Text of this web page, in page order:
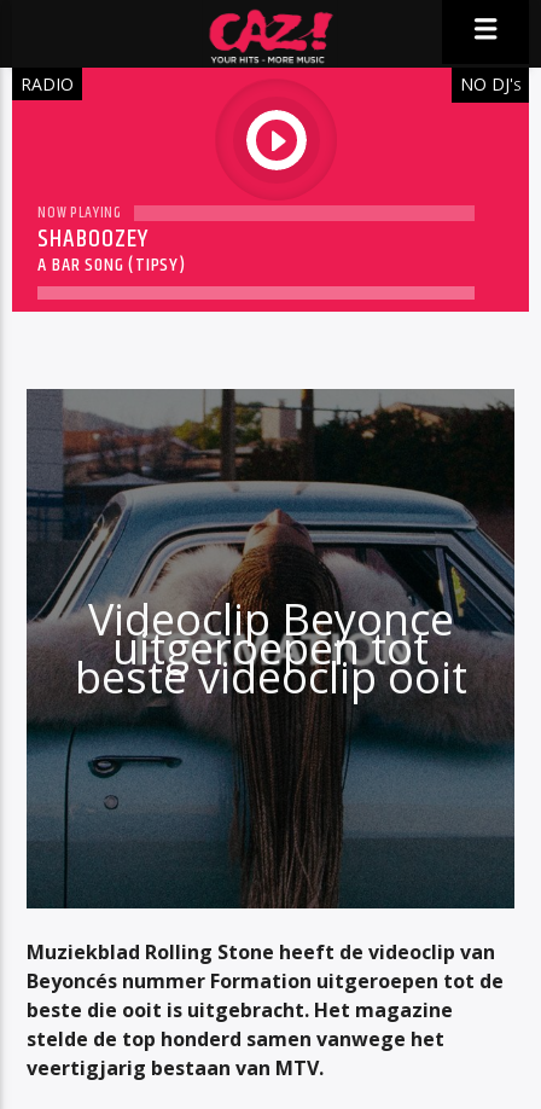
RADIO
play
NO DJ'S
NOW PLAYING
SHABOOZEY
A BAR SONG (TIPSY)
Videoclip Beyonce
uitgeroepen tot
beste videoclip ooit
Muziekblad Rolling Stone heeft de videoclip van
Beyoncés nummer Formation uitgeroepen tot de
beste die ooit is uitgebracht. Het magazine
stelde de top honderd samen vanwege het
veertigjarig bestaan van MTV.